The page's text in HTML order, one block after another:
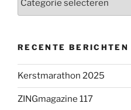
RECENTE BERICHTEN
Kerstmarathon 2025
ZINGmagazine 117